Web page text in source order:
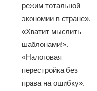
режим тотальной
экономии в стране».
«Хватит мыслить
шаблонами!».
«Налоговая
перестройка без
права на ошибку».